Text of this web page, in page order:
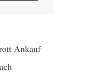
Ankauf